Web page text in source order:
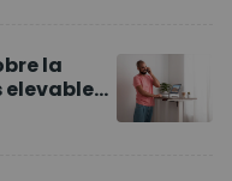
la